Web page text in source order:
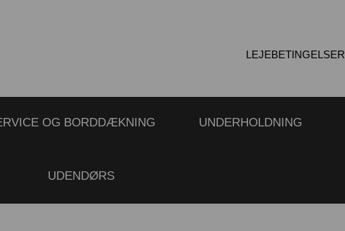
LEJEBETINGELSER
OG BORDDÆKNING UNDERHOLDNING
UDENDØRS